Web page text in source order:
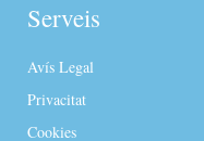
Serveis
Avís Legal
Privacitat
Cookies